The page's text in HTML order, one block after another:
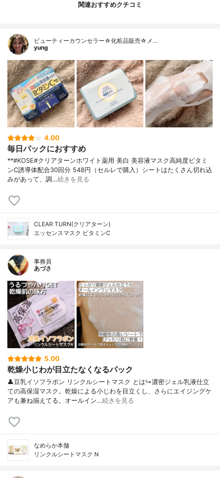
関連おすすめクチコミ
ビューティーカウンセラー☆化粧品販売☆メ…
yung
4.00
毎日パックにおすすめ
**#KOSE#クリアターンホワイト薬用 美白 美容液マスク高純度ビタミ
ンC誘導体配合⁡30回分 548円（セルレで購入）⁡シートはたくさん切れ込
みがあって、調…続きを見る
CLEAR TURN(クリアターン)
エッセンスマスク ビタミンC
事務員
あづさ
5.00
乾燥小じわが目立たなくなるパック
👤豆乳イソフラボン リンクルシートマスク とは↳濃密ジェル乳液仕立
ての高保湿マスク。乾燥による小じわを目立くし、さらにエイジングケ
アも兼ね揃えてる。オールイン…続きを見る
なめらか本舗
リンクルシートマスク N